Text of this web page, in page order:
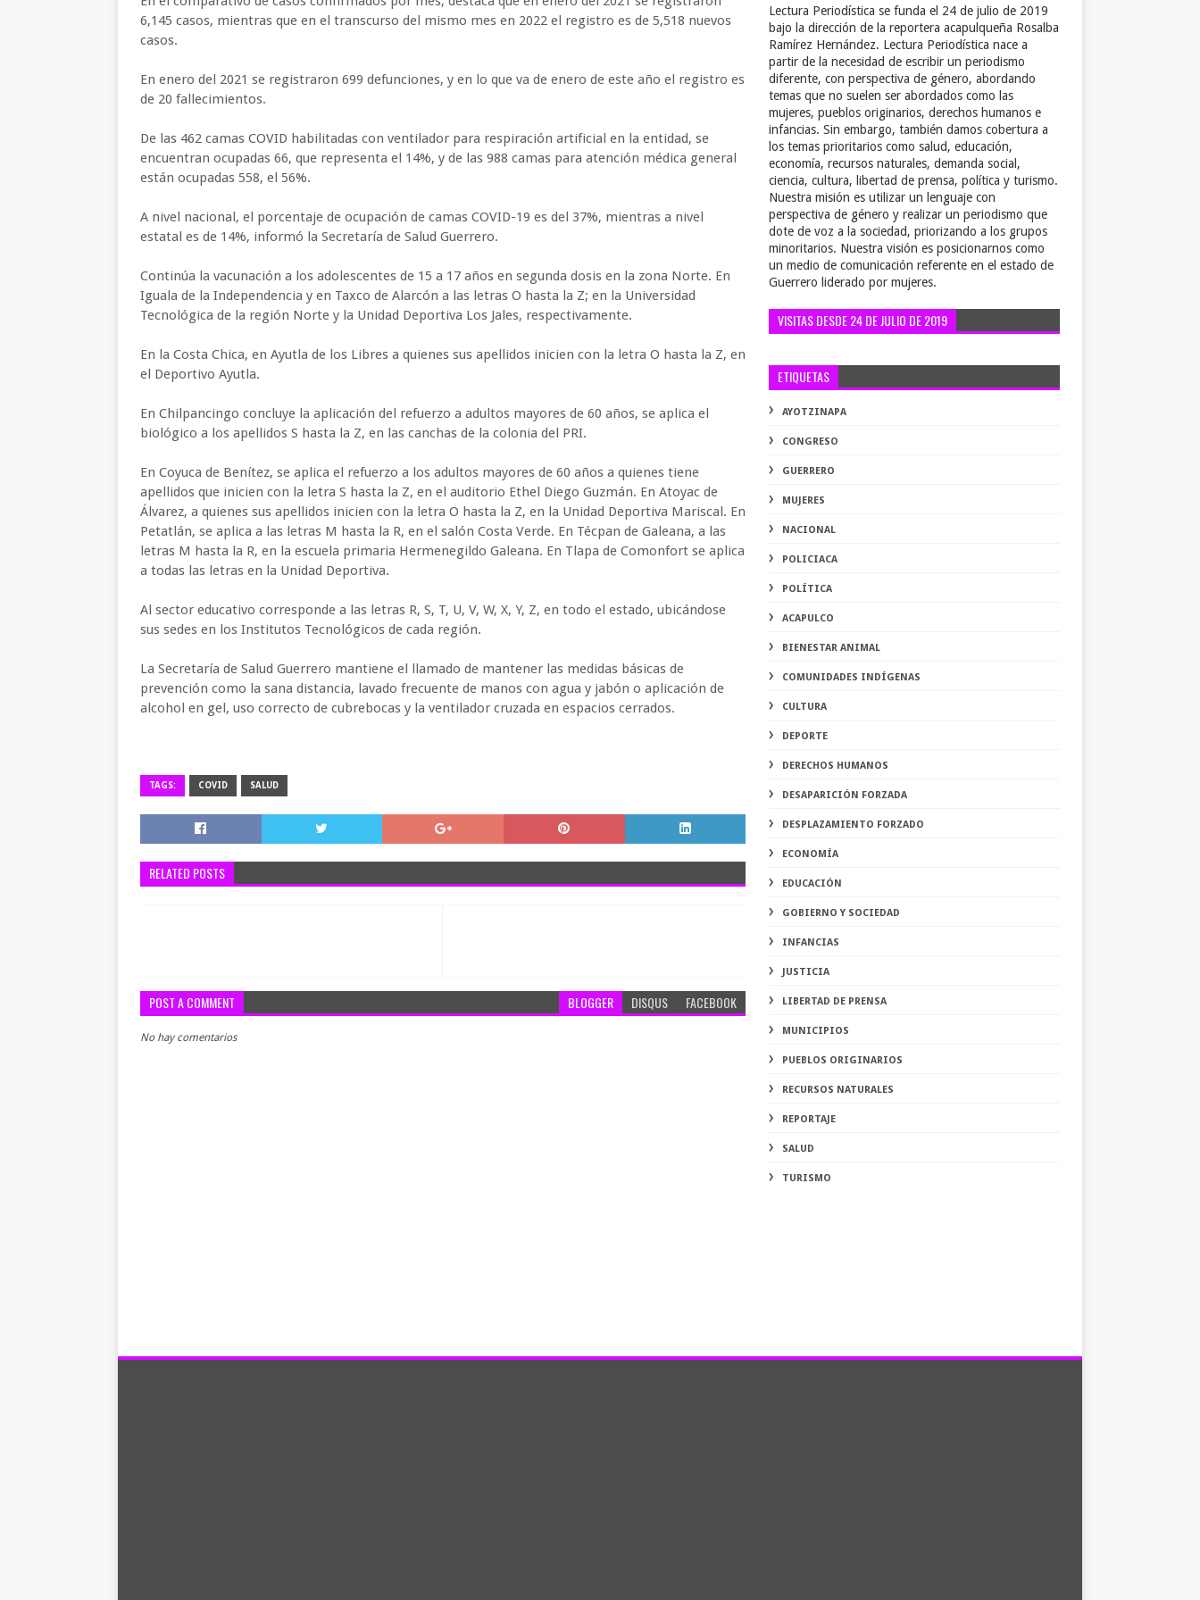
6,145 casos, mientras que en el transcurso del mismo mes en 2022 el registro es de 5,518 nuevos
casos.
En enero del 2021 se registraron 699 defunciones, y en lo que va de enero de este año el registro es
de 20 fallecimientos.
De las 462 camas COVID habilitadas con ventilador para respiración artificial en la entidad, se
encuentran ocupadas 66, que representa el 14%, y de las 988 camas para atención médica general
están ocupadas 558, el 56%.
A nivel nacional, el porcentaje de ocupación de camas COVID-19 es del 37%, mientras a nivel
estatal es de 14%, informó la Secretaría de Salud Guerrero.
Continúa la vacunación a los adolescentes de 15 a 17 años en segunda dosis en la zona Norte. En
Iguala de la Independencia y en Taxco de Alarcón a las letras O hasta la Z; en la Universidad
Tecnológica de la región Norte y la Unidad Deportiva Los Jales, respectivamente.
En la Costa Chica, en Ayutla de los Libres a quienes sus apellidos inicien con la letra O hasta la Z, en
el Deportivo Ayutla.
En Chilpancingo concluye la aplicación del refuerzo a adultos mayores de 60 años, se aplica el
biológico a los apellidos S hasta la Z, en las canchas de la colonia del PRI.
En Coyuca de Benítez, se aplica el refuerzo a los adultos mayores de 60 años a quienes tiene
apellidos que inicien con la letra S hasta la Z, en el auditorio Ethel Diego Guzmán. En Atoyac de
Álvarez, a quienes sus apellidos inicien con la letra O hasta la Z, en la Unidad Deportiva Mariscal. En
Petatlán, se aplica a las letras M hasta la R, en el salón Costa Verde. En Técpan de Galeana, a las
letras M hasta la R, en la escuela primaria Hermenegildo Galeana. En Tlapa de Comonfort se aplica
a todas las letras en la Unidad Deportiva.
Al sector educativo corresponde a las letras R, S, T, U, V, W, X, Y, Z, en todo el estado, ubicándose
sus sedes en los Institutos Tecnológicos de cada región.
La Secretaría de Salud Guerrero mantiene el llamado de mantener las medidas básicas de
prevención como la sana distancia, lavado frecuente de manos con agua y jabón o aplicación de
alcohol en gel, uso correcto de cubrebocas y la ventilador cruzada en espacios cerrados.
TAGS: COVID SALUD
RELATED POSTS
POST A COMMENT BLOGGER DISQUS FACEBOOK
No hay comentarios
Lectura Periodística se funda el 24 de julio de 2019
bajo la dirección de la reportera acapulqueña Rosalba
Ramírez Hernández. Lectura Periodística nace a
partir de la necesidad de escribir un periodismo
diferente, con perspectiva de género, abordando
temas que no suelen ser abordados como las
mujeres, pueblos originarios, derechos humanos e
infancias. Sin embargo, también damos cobertura a
los temas prioritarios como salud, educación,
economía, recursos naturales, demanda social,
ciencia, cultura, libertad de prensa, política y turismo.
Nuestra misión es utilizar un lenguaje con
perspectiva de género y realizar un periodismo que
dote de voz a la sociedad, priorizando a los grupos
minoritarios. Nuestra visión es posicionarnos como
un medio de comunicación referente en el estado de
Guerrero liderado por mujeres.
VISITAS DESDE 24 DE JULIO DE 2019
ETIQUETAS
AYOTZINAPA
CONGRESO
GUERRERO
MUJERES
NACIONAL
POLICIACA
POLÍTICA
ACAPULCO
BIENESTAR ANIMAL
COMUNIDADES INDÍGENAS
CULTURA
DEPORTE
DERECHOS HUMANOS
DESAPARICIÓN FORZADA
DESPLAZAMIENTO FORZADO
ECONOMÍA
EDUCACIÓN
GOBIERNO Y SOCIEDAD
INFANCIAS
JUSTICIA
LIBERTAD DE PRENSA
MUNICIPIOS
PUEBLOS ORIGINARIOS
RECURSOS NATURALES
REPORTAJE
SALUD
TURISMO